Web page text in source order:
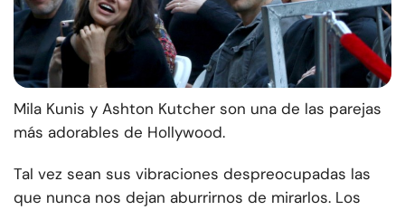
Mila Kunis y Ashton Kutcher son una de las parejas
más adorables de Hollywood.
Tal vez sean sus vibraciones despreocupadas las
que nunca nos dejan aburrirnos de mirarlos. Los